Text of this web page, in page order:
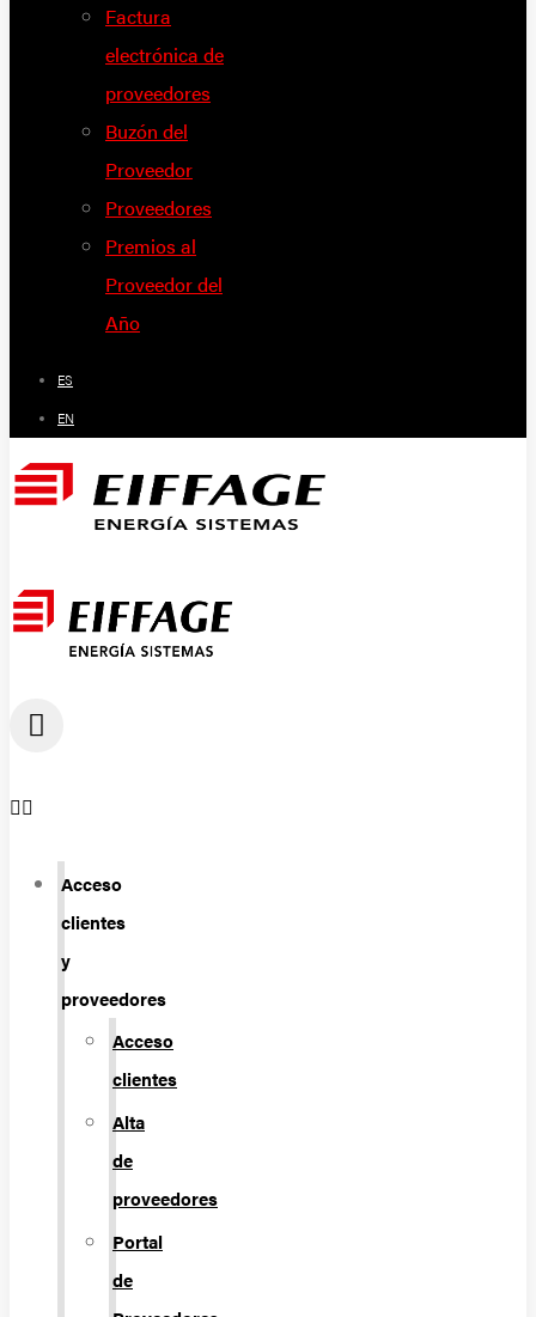
Factura
electrónica de
proveedores
Buzón del
Proveedor
Proveedores
Premios al
Proveedor del
Año
ES
EN
Acceso
clientes
y
proveedores
Acceso
clientes
Alta
de
proveedores
Portal
de